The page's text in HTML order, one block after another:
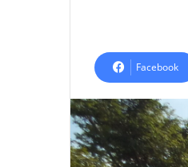
Facebook